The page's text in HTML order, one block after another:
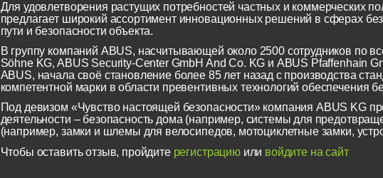
Для удовлетворения растущих потребностей частных и коммерческих
предлагает широкий ассортимент инновационных решений в сферах
пути и безопасности объекта.
В группу компаний ABUS, насчитывающей около 2500 сотрудников по
Söhne KG, ABUS Security-Center GmbH And Co. KG и ABUS Pfaffenhain
ABUS, начала своё становление более 85 лет назад с производства
компетентной марки в области превентивных технологий обеспечения
Под девизом «Чувство настоящей безопасности» компания ABUS KG
деятельности – безопасность дома (например, системы для
(например, замки и шлемы для велосипедов, мотоциклетные замки,
Чтобы оставить отзыв, пройдите регистрациюили войдите на сайт